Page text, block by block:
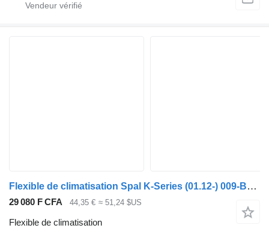
Flexible de climatisation Spal K-Series (01.12-) 009-B40/VLL-22 pour Scania K,N,F-series bus (2006-)
29 080 F CFA 44,35 € ≈ 51,24 $US
Flexible de climatisation